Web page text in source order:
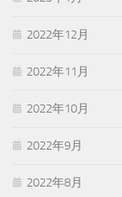
2022年12月
2022年11月
2022年10月
2022年9月
2022年8月